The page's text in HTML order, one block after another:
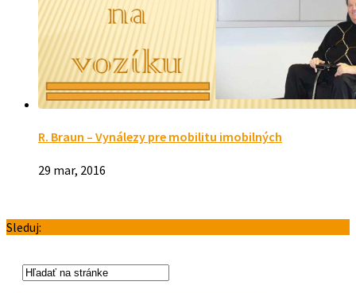
R. Braun – Vynálezy pre mobilitu imobilných
29 mar, 2016
Sleduj: